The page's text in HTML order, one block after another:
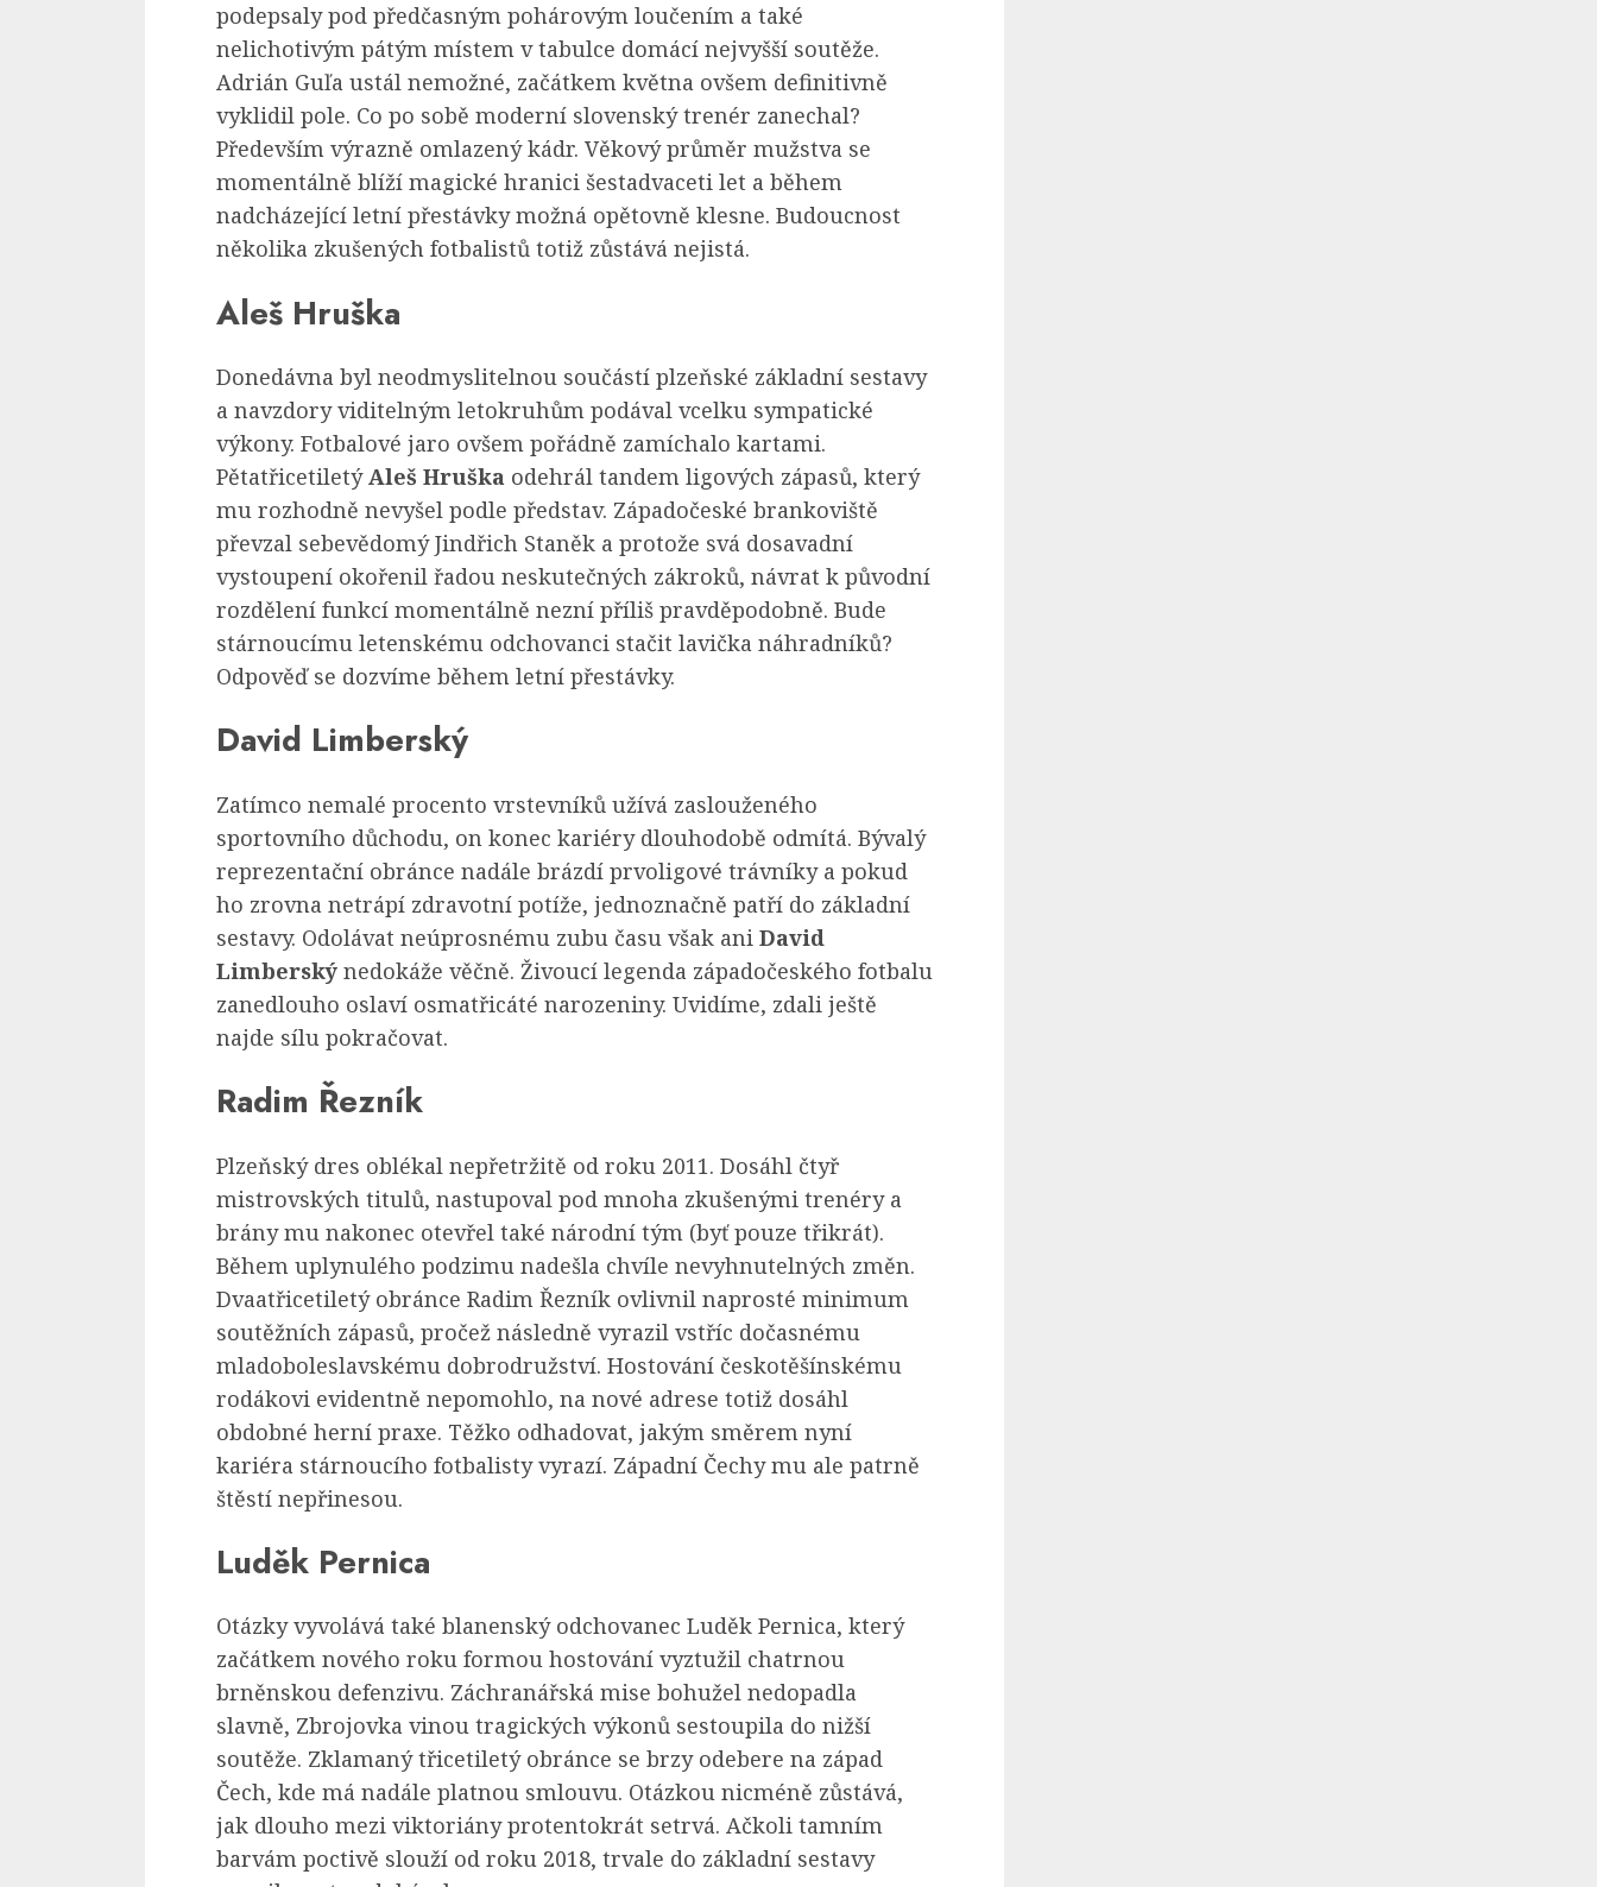
podepsaly pod předčasným pohárovým loučením a také
nelichotivým pátým místem v tabulce domácí nejvyšší soutěže.
Adrián Guľa ustál nemožné, začátkem května ovšem definitivně
vyklidil pole. Co po sobě moderní slovenský trenér zanechal?
Především výrazně omlazený kádr. Věkový průměr mužstva se
momentálně blíží magické hranici šestadvaceti let a během
nadcházející letní přestávky možná opětovně klesne. Budoucnost
několika zkušených fotbalistů totiž zůstává nejistá.
Aleš Hruška
Donedávna byl neodmyslitelnou součástí plzeňské základní sestavy
a navzdory viditelným letokruhům podával vcelku sympatické
výkony. Fotbalové jaro ovšem pořádně zamíchalo kartami.
PětatřicetiletýAleš Hruška odehrál tandem ligových zápasů, který
mu rozhodně nevyšel podle představ. Západočeské brankoviště
převzal sebevědomý Jindřich Staněk a protože svá dosavadní
vystoupení okořenil řadou neskutečných zákroků, návrat k původní
rozdělení funkcí momentálně nezní příliš pravděpodobně. Bude
stárnoucímu letenskému odchovanci stačit lavička náhradníků?
Odpověď se dozvíme během letní přestávky.
David Limberský
Zatímco nemalé procento vrstevníků užívá zaslouženého
sportovního důchodu, on konec kariéry dlouhodobě odmítá. Bývalý
reprezentační obránce nadále brázdí prvoligové trávníky a pokud
ho zrovna netrápí zdravotní potíže, jednoznačně patří do základní
sestavy. Odolávat neúprosnému zubu času však ani David
Limberský nedokáže věčně. Živoucí legenda západočeského fotbalu
zanedlouho oslaví osmatřicáté narozeniny. Uvidíme, zdali ještě
najde sílu pokračovat.
Radim Řezník
Plzeňský dres oblékal nepřetržitě od roku 2011. Dosáhl čtyř
mistrovských titulů, nastupoval pod mnoha zkušenými trenéry a
brány mu nakonec otevřel také národní tým (byť pouze třikrát).
Během uplynulého podzimu nadešla chvíle nevyhnutelných změn.
Dvaatřicetiletý obránce Radim Řezník ovlivnil naprosté minimum
soutěžních zápasů, pročež následně vyrazil vstříc dočasnému
mladoboleslavskému dobrodružství. Hostování českotěšínskému
rodákovi evidentně nepomohlo, na nové adrese totiž dosáhl
obdobné herní praxe. Těžko odhadovat, jakým směrem nyní
kariéra stárnoucího fotbalisty vyrazí. Západní Čechy mu ale patrně
štěstí nepřinesou.
Luděk Pernica
Otázky vyvolává také blanenský odchovanec Luděk Pernica, který
začátkem nového roku formou hostování vyztužil chatrnou
brněnskou defenzivu. Záchranářská mise bohužel nedopadla
slavně, Zbrojovka vinou tragických výkonů sestoupila do nižší
soutěže. Zklamaný třicetiletý obránce se brzy odebere na západ
Čech, kde má nadále platnou smlouvu. Otázkou nicméně zůstává,
jak dlouho mezi viktoriány protentokrát setrvá. Ačkoli tamním
barvám poctivě slouží od roku 2018, trvale do základní sestavy